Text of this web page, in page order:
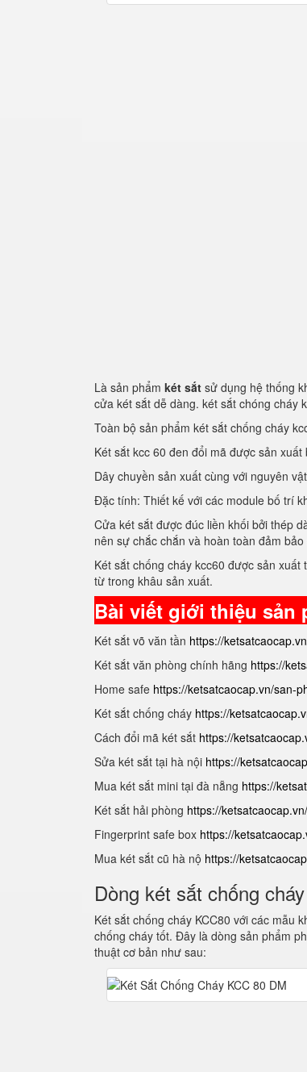
Là sản phẩm két sắt sử dụng hệ thống
cửa két sắt dễ dàng. két sắt chóng cháy
Toàn bộ sản phẩm két sắt chống cháy
Két sắt kcc 60 đen đổi mã được sản
Dây chuyền sản xuất cùng với nguyên
Đặc tính: Thiết kế với các module bố trí
Cửa két sắt được đúc liền khối bởi thép
nên sự chắc chắn và hoàn toàn đảm
Két sắt chống cháy kcc60 được sản
từ trong khâu sản xuất.
Bài viết giới thiệu sản
Két sắt võ văn tần https://
Két sắt văn phòng chính hãng https://
Home safe https://ketsatcaocap.vn/san-
Két sắt chống cháy https://
Cách đổi mã két sắt https://
Sửa két sắt tại hà nội https://
Mua két sắt mini tại đà nẵng https://
Két sắt hải phòng https://
Fingerprint safe box https://
Mua két sắt cũ hà nộ https://
Dòng két sắt chống
Két sắt chống cháy KCC80 với các mẫu
chống cháy tốt. Đây là dòng sản phẩm
thuật cơ bản như sau: